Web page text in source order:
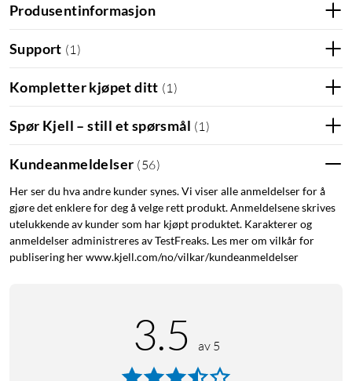
Produsentinformasjon
Support (1 )
Kompletter kjøpet ditt (1 )
Spør Kjell – still et spørsmål (1 )
Kundeanmeldelser (56)
Her ser du hva andre kunder synes. Vi viser alle anmeldelser for å
gjøre det enklere for deg å velge rett produkt. Anmeldelsene skrives
utelukkende av kunder som har kjøpt produktet. Karakterer og
anmeldelser administreres av TestFreaks. Les mer om vilkår for
publisering her www.kjell.com/no/vilkar/kundeanmeldelser
3.5 av 5